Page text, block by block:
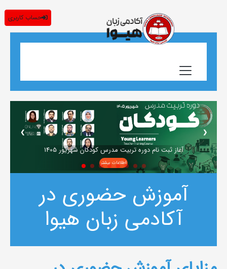
حساب کاربری
آغاز ثبت نام دوره تربیت مدرس کودکان شهریور 1405
اطلاعات بیشتر
❮
❯
آموزش حضوری در
آکادمی زبان هیوا